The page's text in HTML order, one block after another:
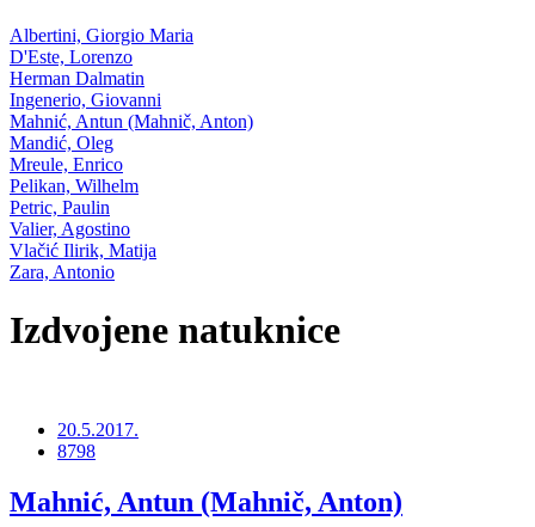
Albertini, Giorgio Maria
D'Este, Lorenzo
Herman Dalmatin
Ingenerio, Giovanni
Mahnić, Antun (Mahnič, Anton)
Mandić, Oleg
Mreule, Enrico
Pelikan, Wilhelm
Petric, Paulin
Valier, Agostino
Vlačić Ilirik, Matija
Zara, Antonio
Izdvojene natuknice
20.5.2017.
8798
Mahnić, Antun (Mahnič, Anton)